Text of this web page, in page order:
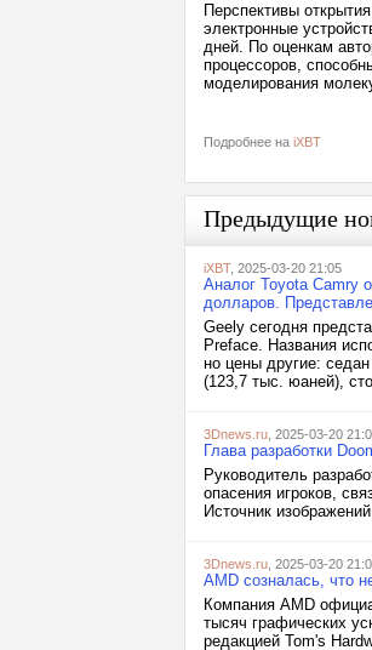
Перспективы
электронные
дней. По оценкам
процессоров,
моделирования
Подробнее на iXBT
Предыдущие
iXBT, 2025-03-20 21:05
Аналог Toyota Camry
долларов.
Geely сегодня
Preface. Названия
но цены другие:
(123,7 тыс. юаней),
3Dnews.ru , 2025-03-20
Глава разработки
Руководитель
опасения игроков,
Источник
3Dnews.ru , 2025-03-20
AMD созналась, что
Компания AMD
тысяч графических
редакцией Tom's